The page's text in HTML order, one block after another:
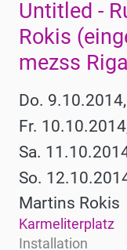
Untitled -
Rokis
mezss
Do.
Fr.
Sa.
So.
Martins Rokis
Karmeliterplatz
Installation